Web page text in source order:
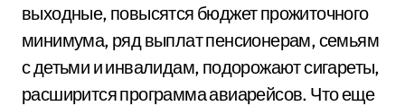
выходные, повысятся бюджет прожиточного
минимума, ряд выплат пенсионерам, семьям
с детьми и инвалидам, подорожают сигареты,
расширится программа авиарейсов. Что еще